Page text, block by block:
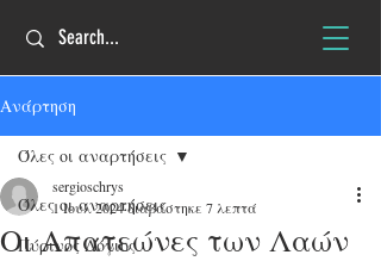
Ανάρτηση
Όλες οι αναρτήσεις
Πύρινος Λόγιος
Όλες οι αναρτήσεις
Οι Απατεώνες των Λαών
sergioschrys
1 Ιουλ 2024διαβάστηκε 7 λεπτά